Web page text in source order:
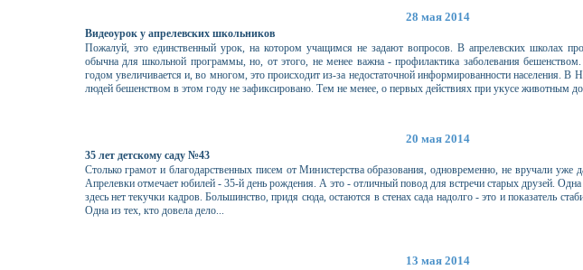
28 мая 2014
Видеоурок у апрелевских школьников
Пожалуй, это единственный урок, на котором учащимся не задают вопросов. В апрелевских школах
обычна для школьной программы, но, от этого, не менее важна - профилактика заболевания
годом увеличивается и, во многом, это происходит из-за недостаточной информированности населения. В
людей бешенством в этом году не зафиксировано. Тем не менее, о первых действиях при укусе животным
20 мая 2014
35 лет детскому саду №43
Столько грамот и благодарственных писем от Министерства образования, одновременно, не вручали уже
Апрелевки отмечает юбилей - 35-й день рождения. А это - отличный повод для встречи старых друзей. Одна
здесь нет текучки кадров. Большинство, придя сюда, остаются в стенах сада надолго - это и показатель
Одна из тех, кто довела дело...
13 мая 2014